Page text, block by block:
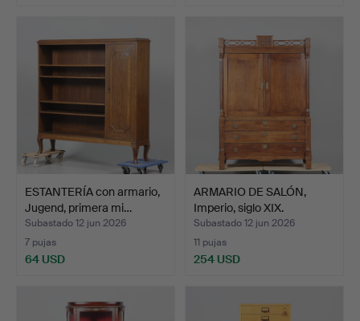
ESTANTERÍA con armario,
Jugend, primera mi…
Subastado 12 jun 2026
7 pujas
64 USD
ARMARIO DE SALÓN,
Imperio, siglo XIX.
Subastado 12 jun 2026
11 pujas
254 USD